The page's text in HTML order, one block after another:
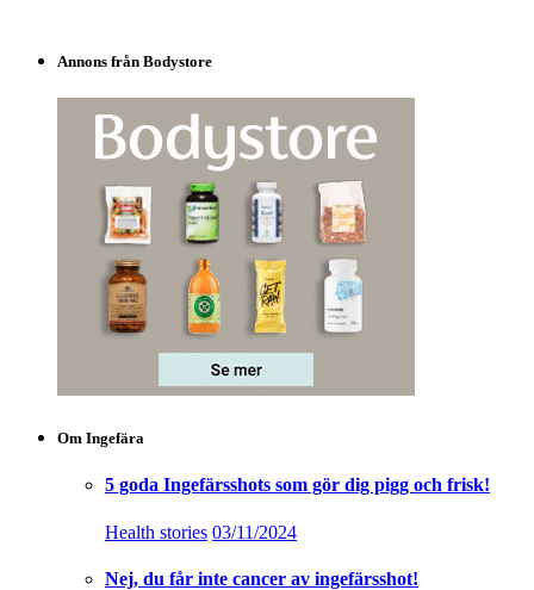
Annons från Bodystore
Om Ingefära
5 goda Ingefärsshots som gör dig pigg och frisk!
Health stories 03/11/2024
Nej, du får inte cancer av ingefärsshot!